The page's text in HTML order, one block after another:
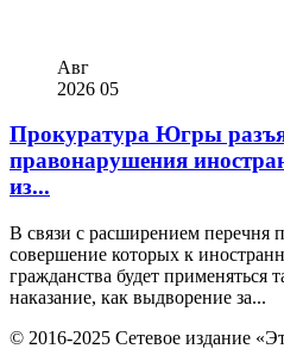
Авг
2026 05
Прокуратура Югры
правонарушения
из...
В связи с расширением перечня
совершение которых к
гражданства будет применяться
наказание, как выдворение за...
© 2016-2025 Сетевое издание